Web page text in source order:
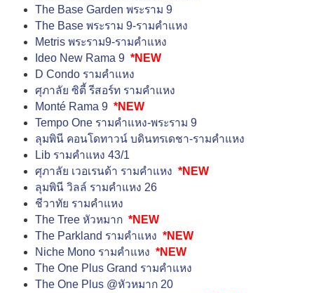
The Base Garden พระราม 9
The Base พระราม 9-รามคำแหง
Metris พระราม9-รามคำแหง
Ideo New Rama 9 *NEW
D Condo รามคำแหง
ศุภาลัย ซิตี้ รีสอร์ท รามคำแหง
Monté Rama 9 *NEW
Tempo One รามคำแหง-พระราม 9
ลุมพินี คอนโดทาวน์ บดินทรเดชา-รามคำแหง
Lib รามคำแหง 43/1
ศุภาลัย เวอเรนด้า รามคำแหง *NEW
ลุมพินี วิลล์ รามคำแหง 26
ชีวาทัย รามคำแหง
The Tree หัวหมาก *NEW
The Parkland รามคำแหง *NEW
Niche Mono รามคำแหง *NEW
The One Plus Grand รามคำแหง
The One Plus @หัวหมาก 20